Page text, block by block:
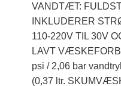
VANDTÆT:
INKLUDERER
110-220V TIL 30V
LAVT
psi / 2,06 bar
(0,37 ltr.